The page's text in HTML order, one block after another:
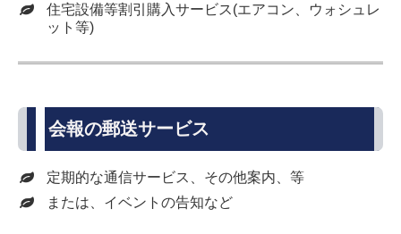
住宅設備等割引購入サービス(エアコン、ウォシュレ
ット等)
会報の郵送サービス
定期的な通信サービス、その他案内、等
または、イベントの告知など